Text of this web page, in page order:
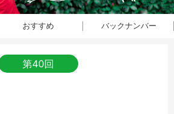
おすすめ バックナンバー
第40回